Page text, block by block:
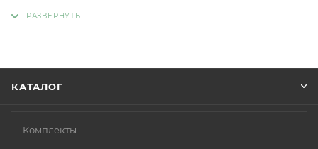
КАТАЛОГ
Комплекты